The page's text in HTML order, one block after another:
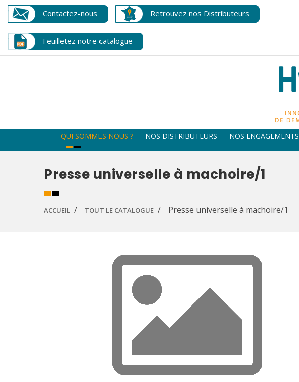
Contactez-nous Retrouvez nos Distributeurs
Feuilletez notre catalogue
QUI SOMMES NOUS ? NOS DISTRIBUTEURS NOS ENGAGEMENTS
Presse universelle à machoire/1
ACCUEIL TOUT LE CATALOGUE Presse universelle à machoire/1